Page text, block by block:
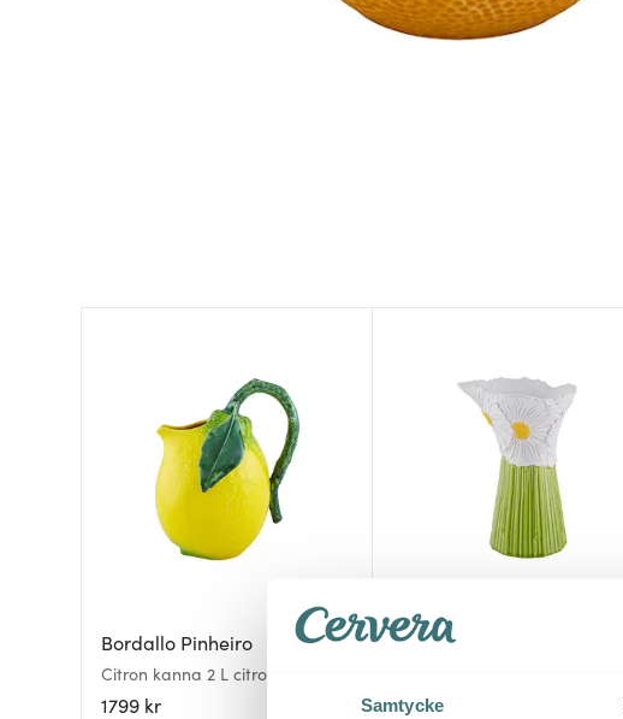
Samtycke
Bordallo Pinheiro
Citron kanna 2 L citrongul
1799 kr
Bordallo Pinheiro
1,65 L
1019 kr